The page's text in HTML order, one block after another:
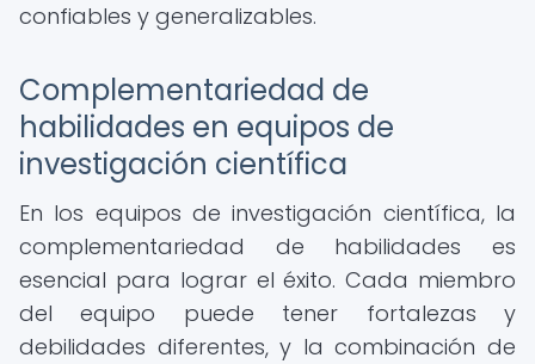
confiables y generalizables.
Complementariedad de
habilidades en equipos de
investigación científica
En los equipos de investigación científica, la
complementariedad de habilidades es
esencial para lograr el éxito. Cada miembro
del equipo puede tener fortalezas y
debilidades diferentes, y la combinación de